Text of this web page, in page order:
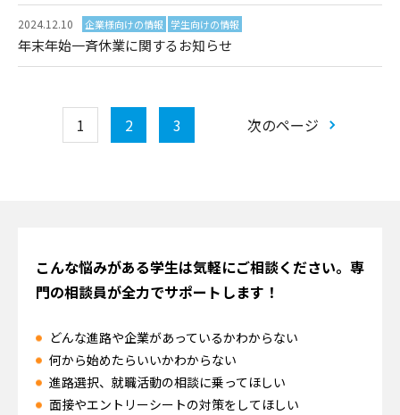
2024.12.10 企業様向けの情報 学生向けの情報
年末年始一斉休業に関するお知らせ
1 2 3 次のページ
こんな悩みがある学生は気軽にご相談ください。 専
門の相談員が全力でサポートします！
どんな進路や企業があっているかわからない
何から始めたらいいかわからない
進路選択、就職活動の相談に乗ってほしい
面接やエントリーシートの対策をしてほしい